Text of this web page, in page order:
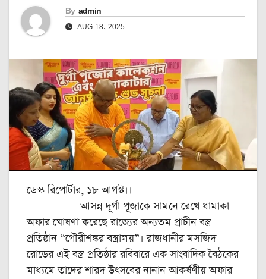
By admin
AUG 18, 2025
ডেস্ক রিপোর্টার, ১৮ আগস্ট।।
আসন্ন দূর্গা পূজাকে সামনে রেখে ধামাকা
অফার ঘোষণা করেছে রাজ্যের অন্যতম প্রাচীন বস্ত্র
প্রতিষ্ঠান “গৌরীশঙ্কর বস্ত্রালয়”। রাজধানীর মসজিদ
রোডের এই বস্ত্র প্রতিষ্ঠার রবিবারে এক সাংবাদিক বৈঠকের
মাধ্যমে তাদের শারদ উৎসবের নানান আকর্ষণীয় অফার